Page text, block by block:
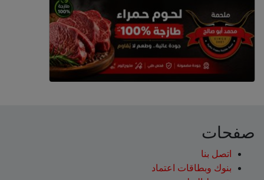
صفحات
اتصل بنا
بنوك وبطاقات اعتماد